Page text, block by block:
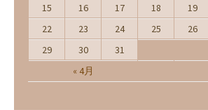
« 4月
15
16 17 18 19
22
23 24 25 26
29
30 31